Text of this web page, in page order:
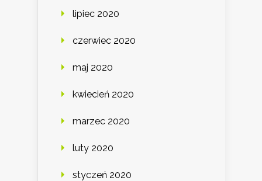
lipiec 2020
czerwiec 2020
maj 2020
kwiecień 2020
marzec 2020
luty 2020
styczeń 2020